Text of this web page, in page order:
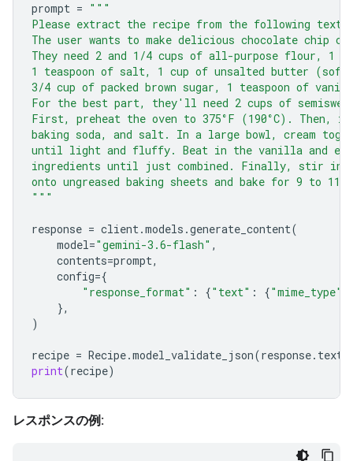
prompt = """
Please extract the recipe from the following text.
The user wants to make delicious chocolate chip
They need 2 and 1/4 cups of all-purpose flour, 1
1 teaspoon of salt, 1 cup of unsalted butter
3/4 cup of packed brown sugar, 1 teaspoon of
For the best part, they'll need 2 cups of
First, preheat the oven to 375°F (190°C). Then,
baking soda, and salt. In a large bowl, cream
until light and fluffy. Beat in the vanilla and
ingredients until just combined. Finally, stir in
onto ungreased baking sheets and bake for 9 to 11
"""
response = client.models .generate_content(
model="gemini-3.6-flash" ,
contents=prompt,
config={
"response_format" : {"text" : {"mime_type"
},
)
recipe = Recipe.model_validate_json(response. text
print(recipe)
レスポンスの例: